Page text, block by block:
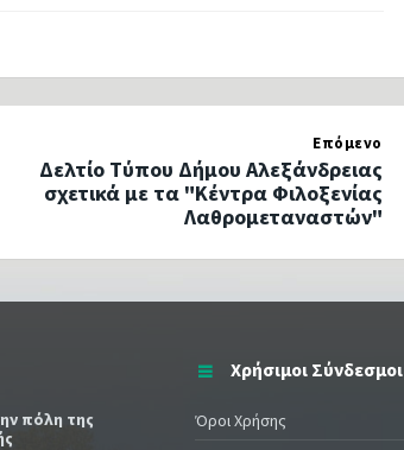
Επόμενο
Δελτίο Τύπου Δήμου Αλεξάνδρειας
σχετικά με τα "Κέντρα Φιλοξενίας
Λαθρομεταναστών"
πόλη της
Χρήσιμοι Σύνδεσμοι
Όροι Χρήσης